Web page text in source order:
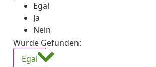
Egal
Ja
Nein
Wurde Gefunden:
Egal